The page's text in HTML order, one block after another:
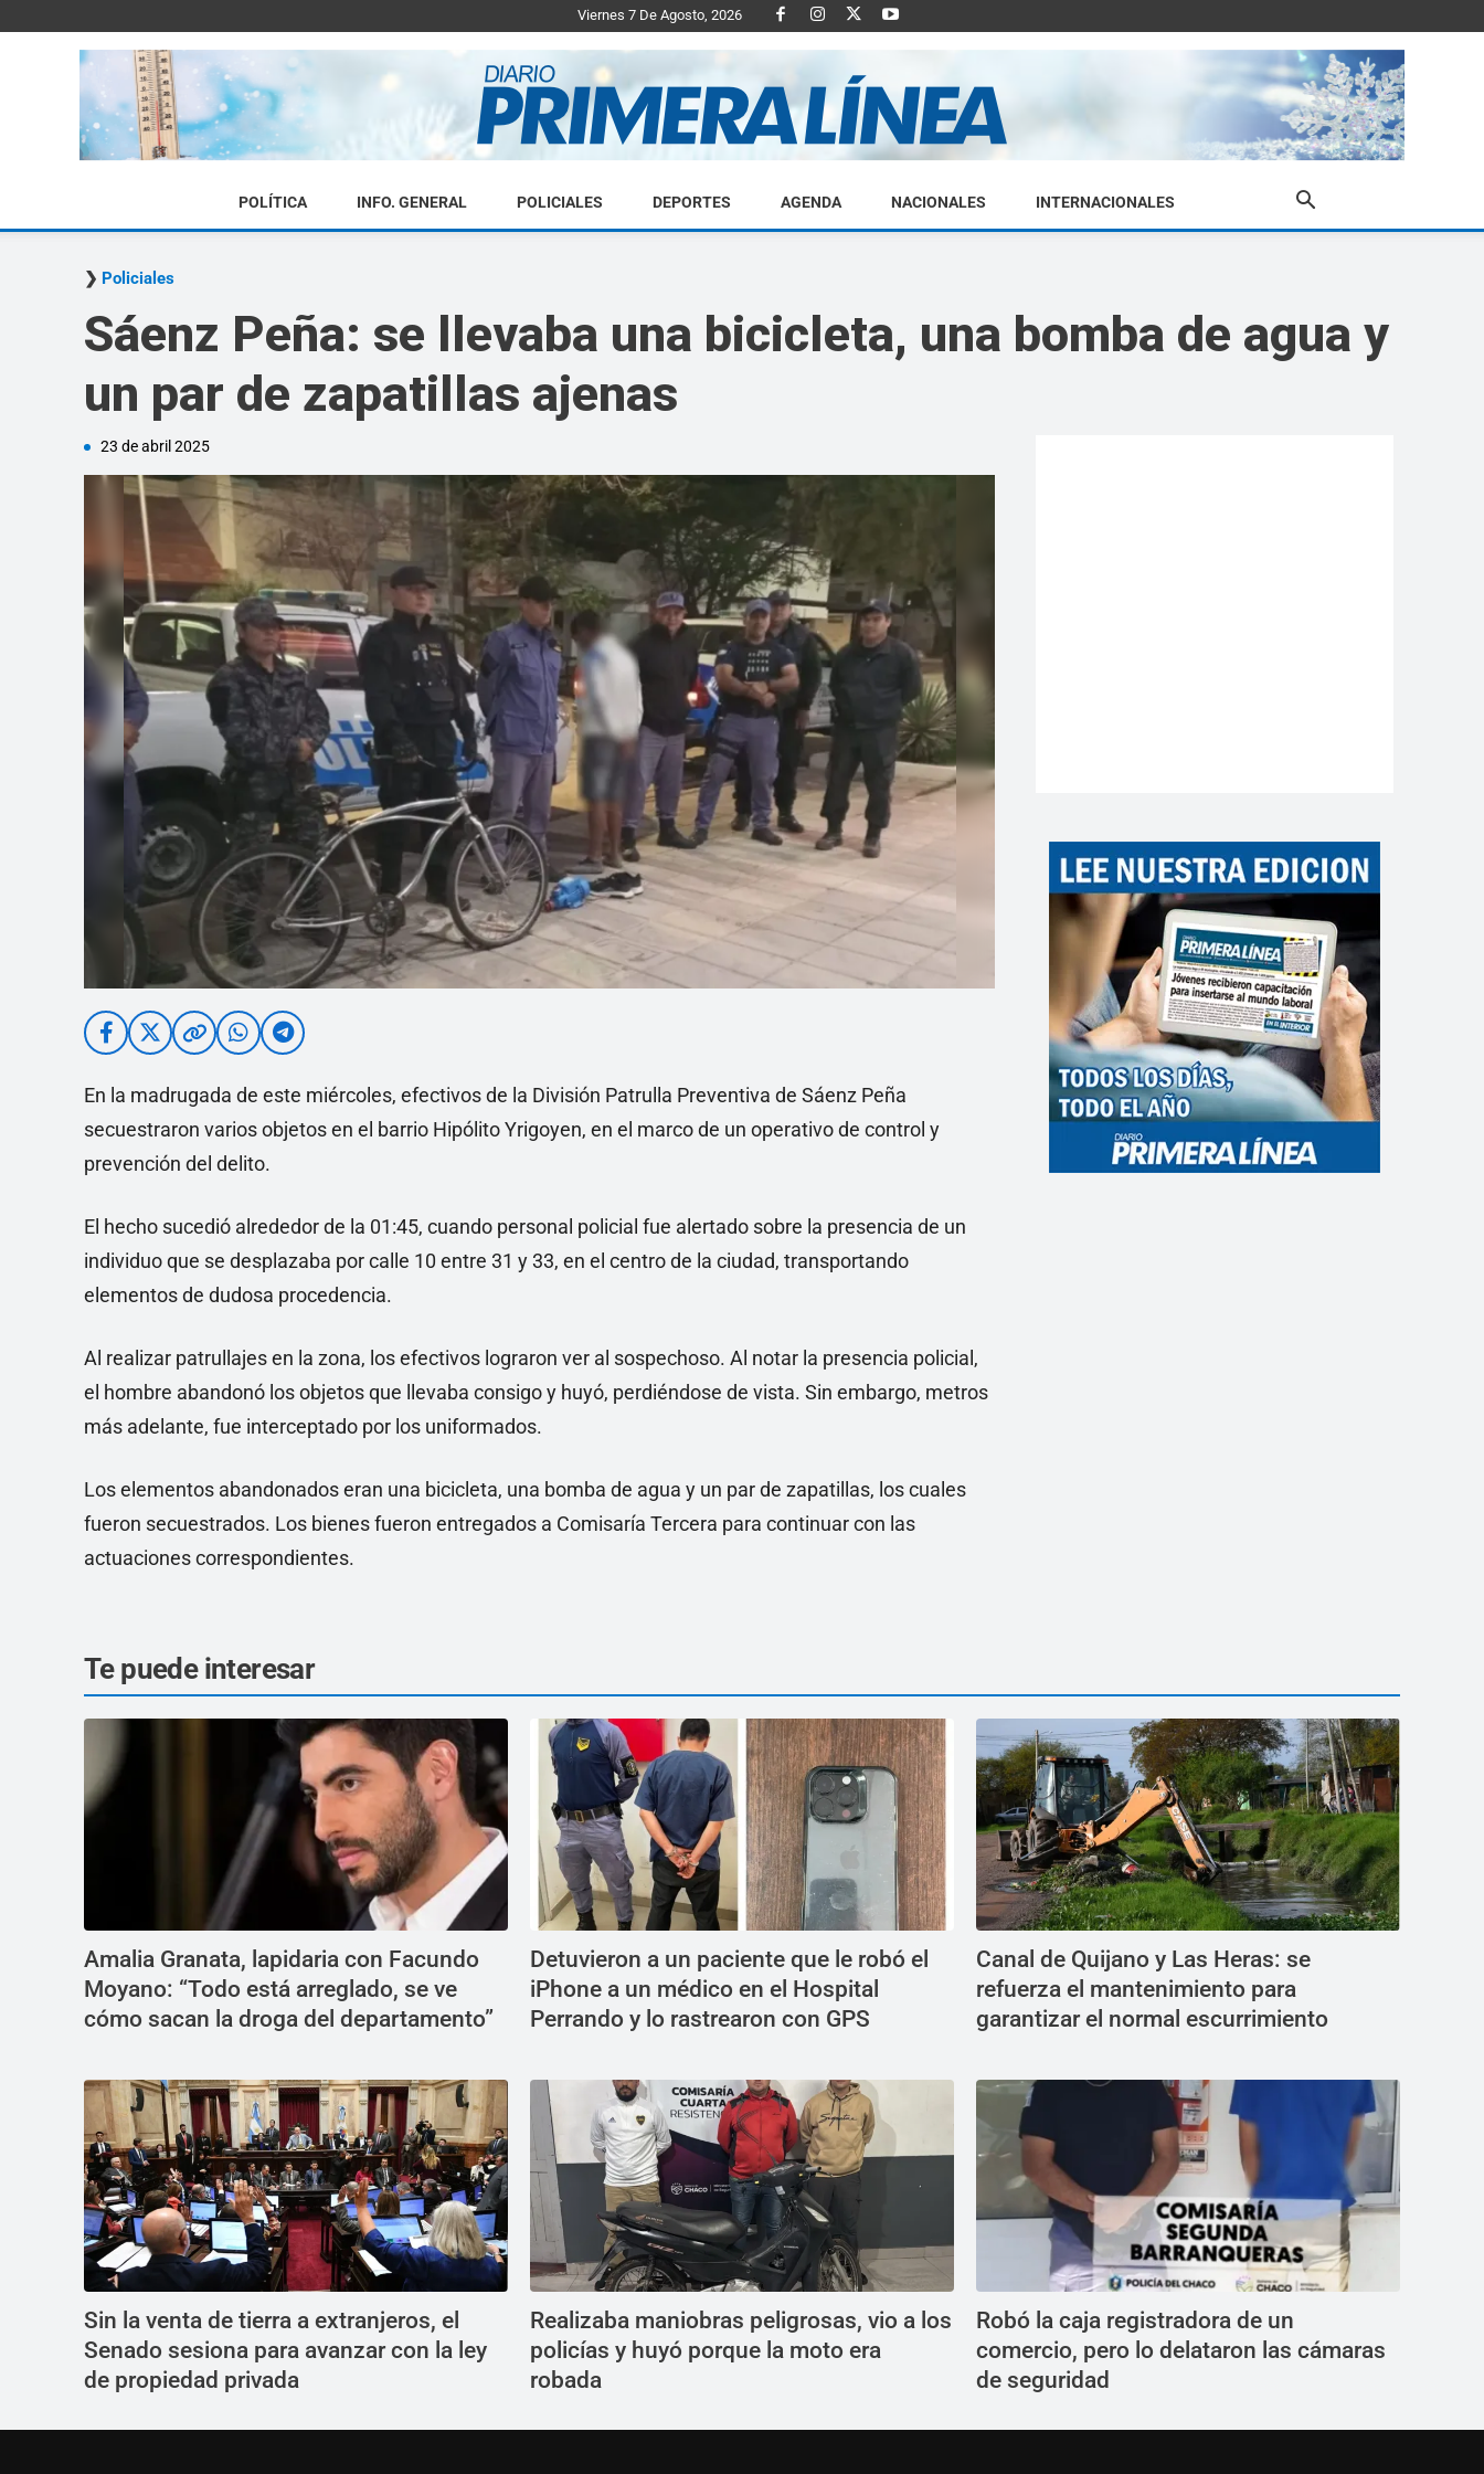
Viernes 7 De Agosto, 2026
Diario
POLÍTICA INFO. GENERAL POLICIALES DEPORTES AGENDA NACIONALES INTERNACIONALES
Policiales
Sáenz Peña: se llevaba una bicicleta, una bomba de agua y
un par de zapatillas ajenas
23 de abril 2025
En la madrugada de este miércoles, efectivos de la División Patrulla Preventiva de Sáenz Peña
secuestraron varios objetos en el barrio Hipólito Yrigoyen, en el marco de un operativo de control y
prevención del delito.
El hecho sucedió alrededor de la 01:45, cuando personal policial fue alertado sobre la presencia de un
individuo que se desplazaba por calle 10 entre 31 y 33, en el centro de la ciudad, transportando
elementos de dudosa procedencia.
Al realizar patrullajes en la zona, los efectivos lograron ver al sospechoso. Al notar la presencia policial,
el hombre abandonó los objetos que llevaba consigo y huyó, perdiéndose de vista. Sin embargo, metros
más adelante, fue interceptado por los uniformados.
Los elementos abandonados eran una bicicleta, una bomba de agua y un par de zapatillas, los cuales
fueron secuestrados. Los bienes fueron entregados a Comisaría Tercera para continuar con las
actuaciones correspondientes.
Te puede interesar
Amalia Granata, lapidaria con Facundo
Moyano: “Todo está arreglado, se ve
cómo sacan la droga del departamento”
Detuvieron a un paciente que le robó el
iPhone a un médico en el Hospital
Perrando y lo rastrearon con GPS
Canal de Quijano y Las Heras: se
refuerza el mantenimiento para
garantizar el normal escurrimiento
Sin la venta de tierra a extranjeros, el
Senado sesiona para avanzar con la ley
de propiedad privada
Realizaba maniobras peligrosas, vio a los
policías y huyó porque la moto era
robada
Robó la caja registradora de un
comercio, pero lo delataron las cámaras
de seguridad